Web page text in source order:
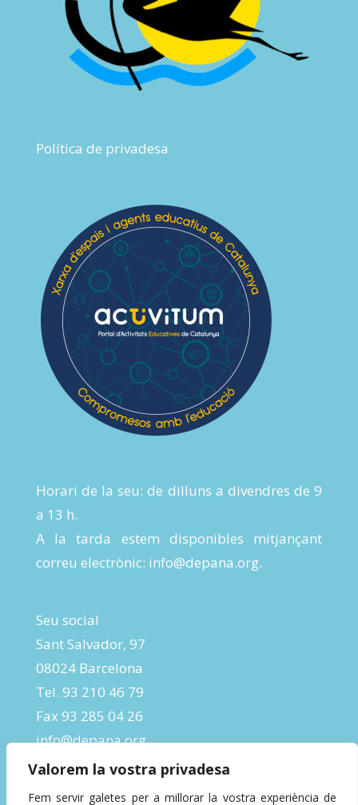
Valorem la vostra privadesa
Fem servir galetes per a millorar la vostra experiència de
Política de privadesa
Horari de la seu: de dilluns a divendres de 9
a 13 h.
A la tarda estem disponibles mitjançant
correu electrònic: info@depana.org.
Seu social
Sant Salvador, 97
08024 Barcelona
Tel. 93 210 46 79
Fax 93 285 04 26
info@depana.org